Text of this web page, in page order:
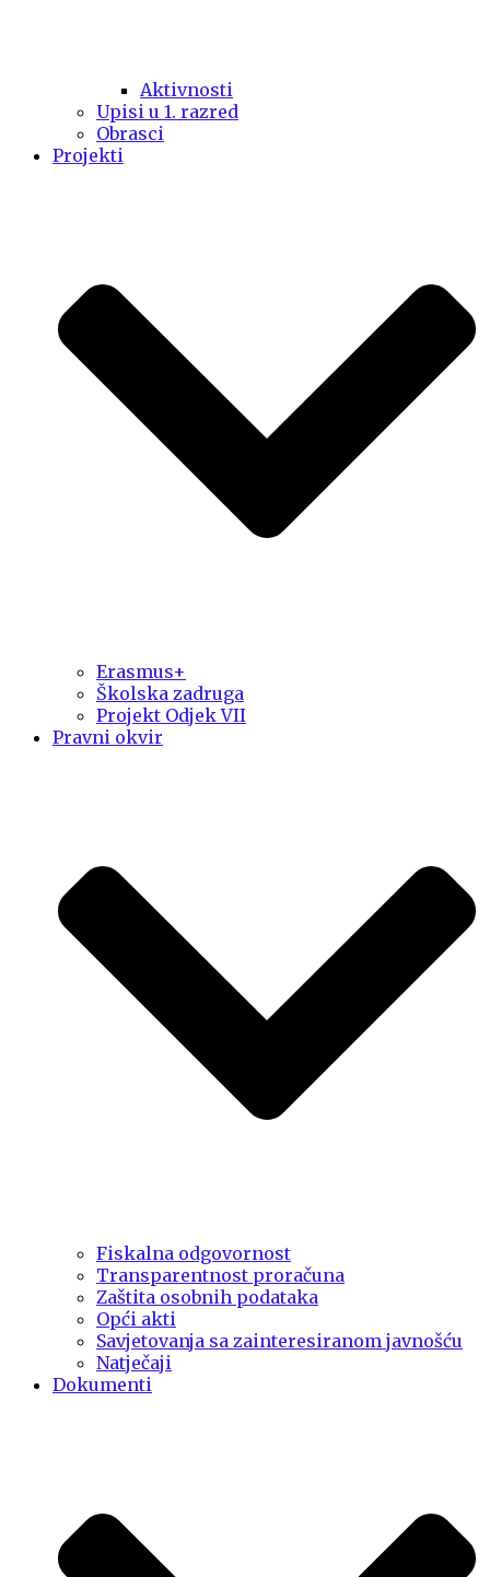
Aktivnosti
Upisi u 1. razred
Obrasci
Projekti
Erasmus+
Školska zadruga
Projekt Odjek VII
Pravni okvir
Fiskalna odgovornost
Transparentnost proračuna
Zaštita osobnih podataka
Opći akti
Savjetovanja sa zainteresiranom javnošću
Natječaji
Dokumenti